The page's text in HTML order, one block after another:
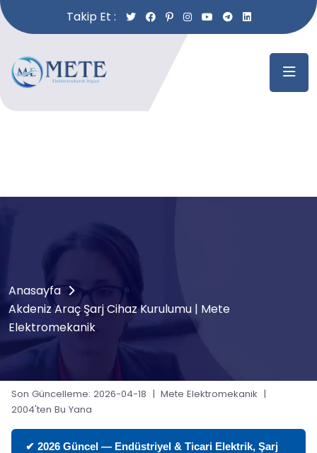
Takip Et :
Anasayfa
Akdeniz Araç Şarj Cihaz Kurulumu | Mete
Elektromekanik
Son Güncelleme: 2026-04-18 | Mete Elektromekanik |
2004'ten Bu Yana
✔ 2026 Güncel — Endüstriyel & Ticari Elektrik, Şarj